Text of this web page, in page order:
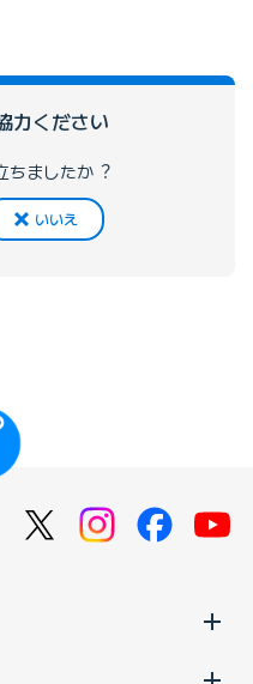
⼒ください
ちましたか︖
いいえ
ページ